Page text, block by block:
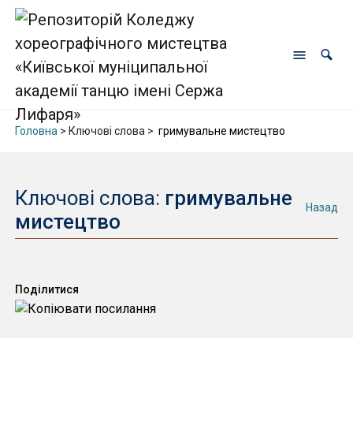
Головна > Ключові слова > гримувальне мистецтво
Ключові слова: гримувальне
мистецтво
Назад
Поділитися